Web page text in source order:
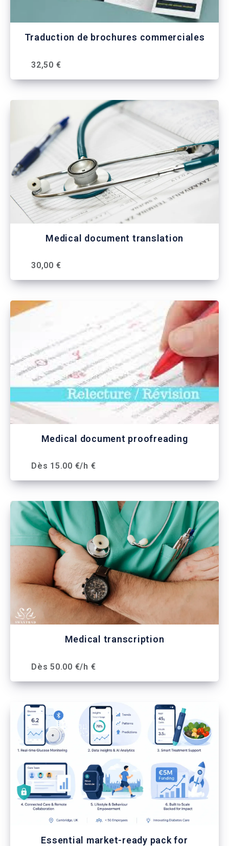
Traduction de brochures commerciales
32,50 €
Medical document translation
30,00 €
Medical document proofreading
Dès 15.00 €/h €
Medical transcription
Dès 50.00 €/h €
Essential market-ready pack for